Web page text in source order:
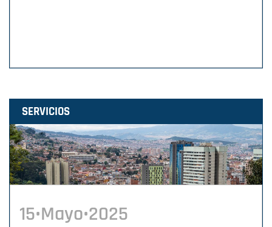
SERVICIOS
15•Mayo•2025